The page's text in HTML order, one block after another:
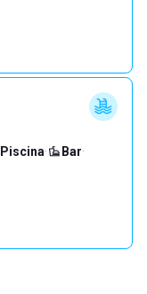
Piscina· Bar·